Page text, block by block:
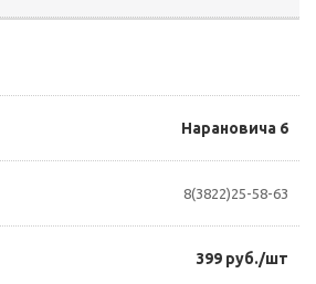
Нарановича 6
8(3822)25-58-63
399 руб./шт